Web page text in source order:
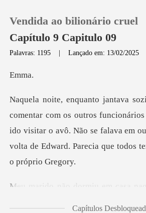
Loja
Histórico
Sair
Vendida ao bilionário cruel
Capítulo 9 Capitulo 09
Palavras: 1195 |Lançado em: 13/02/2025
ma
ido visitar o avô. Não se falava em
Capítulos